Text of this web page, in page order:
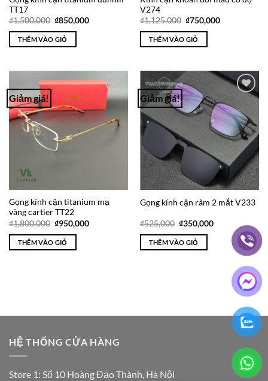
TT17
₫1,500,000 Giá
là:
₫1,500,000.
₫850,000Giá
THÊM VÀO GIỎ
V274
₫1,125,000 Giá
là:
₫1,125,000.
₫750,000Giá
THÊM VÀO GIỎ
Giảm giá!
Add to
Wishlist
Gọng kính cận titanium mạ
vàng cartier TT22
₫1,800,000 Giá
là:
₫1,800,000.
₫950,000Giá
THÊM VÀO GIỎ
Giảm giá!
Wishlist
Gọng kính cận râm 2 mắt V233
₫525,000 Giá
là:
₫525,000.
₫350,000Giá
₫350,000.
THÊM VÀO GIỎ
HỆ THỐNG CỬA HÀNG
Store 1: Số 10 Hoàng Đạo Thành, Hà Nội